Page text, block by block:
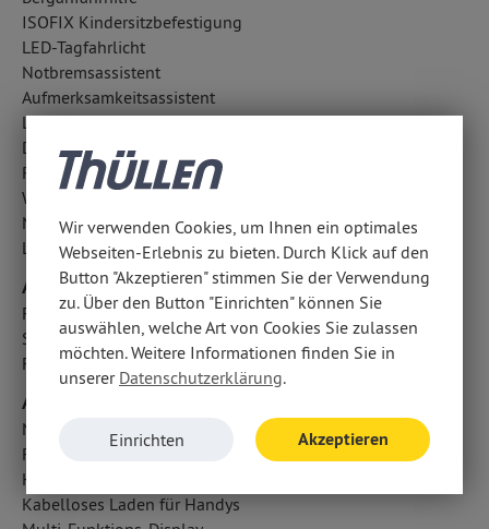
ISOFIX Kindersitzbefestigung
LED-Tagfahrlicht
Notbremsassistent
Aufmerksamkeitsassistent
LED-Scheinwerfer
Diebstahlwarnanlage
Regensensor
Wegfahrsperre
Notrufsystem
Lichtsensor
Airbags
Fondairbags
Seitenairbag vorn
Fahrer- /Beifahrerairbag
Audio & Kommunikation
Navigationssystem
Radio
Handyvorbereitung Bluetooth
Kabelloses Laden für Handys
Wir verwenden Cookies, um Ihnen ein optimales
Webseiten-Erlebnis zu bieten. Durch Klick auf den
Button "Akzeptieren" stimmen Sie der Verwendung
zu. Über den Button "Einrichten" können Sie
auswählen, welche Art von Cookies Sie zulassen
möchten. Weitere Informationen finden Sie in
unserer Datenschutzerklärung.
Einrichten Akzeptieren